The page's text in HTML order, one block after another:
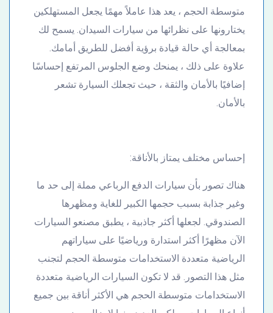
متوسطة الحجم ، يعد هذا عاملاً مهمًا يجعل المستهلكين
يختارونها على نظرائها من سيارات السيدان. يسمح لك
بمعالجة أي حالة قيادة برؤية أفضل للطريق أمامك.
علاوة على ذلك ، يمنحك وضع الجلوس المرتفع إحساسًا
إضافيًا بالأمان والثقة ، حيث تجعلك السيارة تشعر
بالأمان.
إحساس مختلف يمتاز بالأناقة:
هناك تصور بأن سيارات الدفع الرباعي مملة إلى حد ما
وغير جذابة بسبب حجمها الكبير للغاية ومظهرها
الصندوقي. لجعلها أكثر جاذبية ، يطبق مصنعو السيارات
الآن مظهرًا أكثر استدارة ورياضيًا على سياراتهم
الرياضية متعددة الاستخدامات متوسطة الحجم لتجنب
مثل هذا التصور. قد لا تكون السيارات الرياضية متعددة
الاستخدامات متوسطة الحجم هي الأكثر أناقة بين جميع